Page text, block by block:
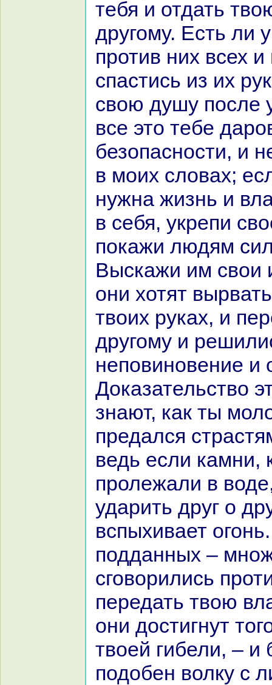
тебя и отдать
другому. Есть ли
против них всех
спастись из их
свою душу после
все это тебе
безопасности, и
в моих словах;
нужнa жизнь и
в себя, укрепи
покажи людям
Выскажи им свои
они хотят
твоих руках, и
другому и
неповиновение и
Доказательство
знaют, как ты
предался
ведь если камни,
пролежали в
ударить друг о
вспыхивает
подданных –
сговорились
передать твою
они достигнут
твоей гибели, – и
подобен волку с